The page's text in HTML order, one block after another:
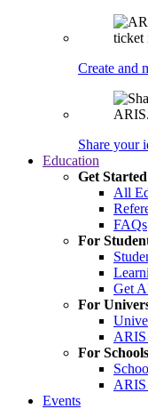
Create and
Share your
Education
Get Started
All
FAQs
For
Get
For
For Schools
ARIS
Events